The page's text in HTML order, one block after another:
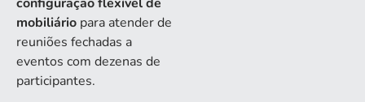
mobiliário para atender de
reuniões fechadas a
eventos com dezenas de
participantes.